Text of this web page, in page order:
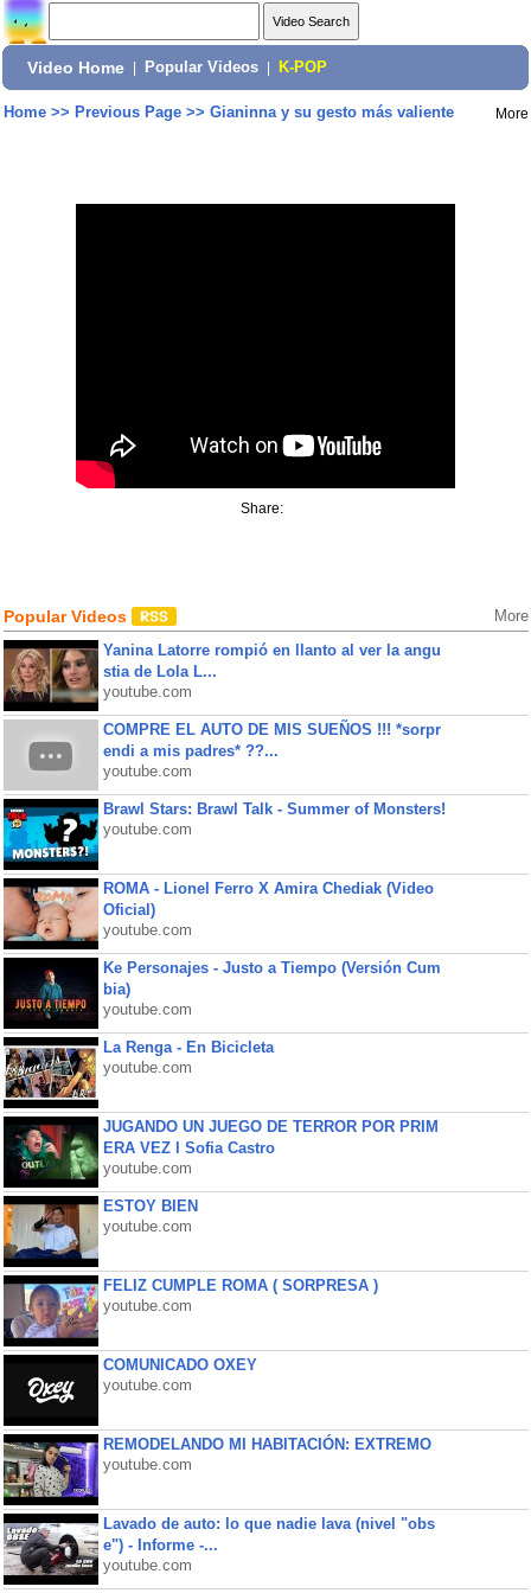
Video Home Popular Videos K-POP
Home>> Previous Page>> Gianinna y su gesto más valiente More
Share:
Popular Videos More
Yanina Latorre rompió en llanto al ver la angu
stia de Lola L...
youtube.com
COMPRE EL AUTO DE MIS SUEÑOS !!! *sorpr
endi a mis padres* ??...
youtube.com
Brawl Stars: Brawl Talk - Summer of Monsters!
youtube.com
ROMA - Lionel Ferro X Amira Chediak (Video
Oficial)
youtube.com
Ke Personajes - Justo a Tiempo (Versión Cum
bia)
youtube.com
La Renga - En Bicicleta
youtube.com
JUGANDO UN JUEGO DE TERROR POR PRIM
ERA VEZ l Sofia Castro
youtube.com
ESTOY BIEN
youtube.com
FELIZ CUMPLE ROMA ( SORPRESA )
youtube.com
COMUNICADO OXEY
youtube.com
REMODELANDO MI HABITACIÓN: EXTREMO
youtube.com
Lavado de auto: lo que nadie lava (nivel "obs
e") - Informe -...
youtube.com